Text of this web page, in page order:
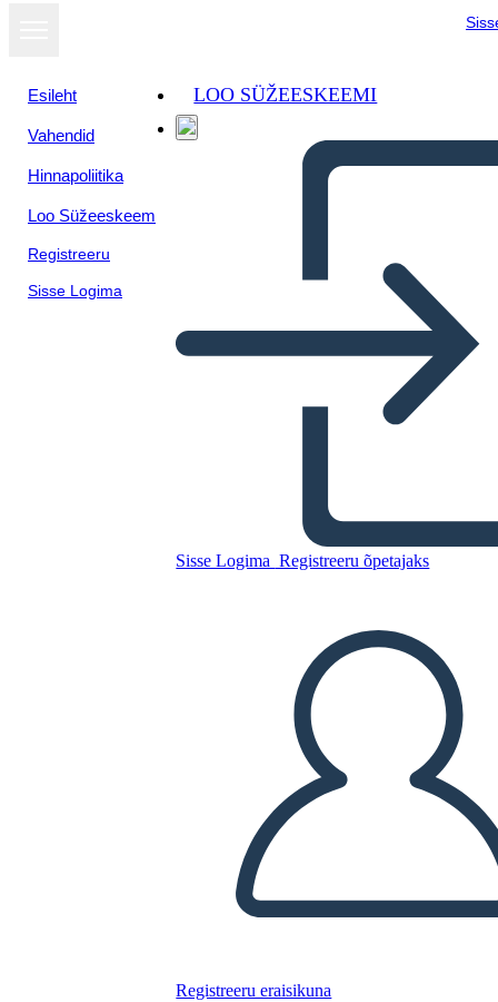
Esileht
Vahendid
Hinnapoliitika
Loo Süžeeskeem
Registreeru
Sisse Logima
LOO SÜŽEESKEEMI
Sisse Logima Registreeru õpetajaks
Registreeru eraisikuna
הירח הוא למטה מגרש תרשים
ESITA SLAIDIESITLUST
LOE MULLE